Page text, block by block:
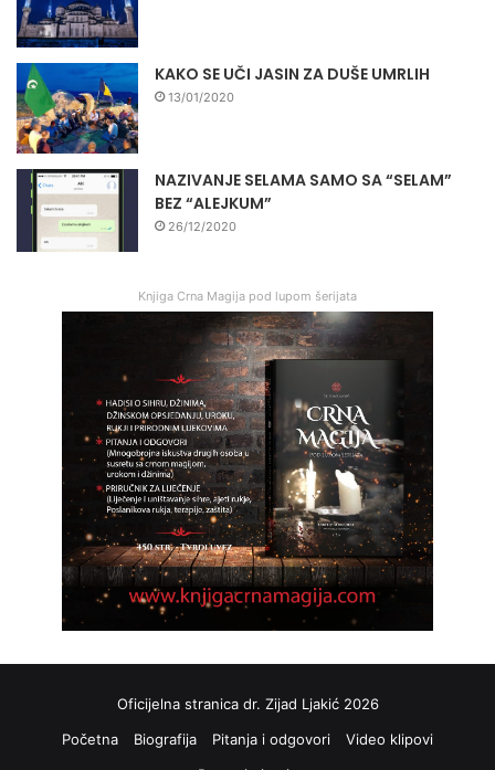
KAKO SE UČI JASIN ZA DUŠE UMRLIH
13/01/2020
NAZIVANJE SELAMA SAMO SA “SELAM”
BEZ “ALEJKUM”
26/12/2020
Knjiga Crna Magija pod lupom šerijata
Oficijelna stranica dr. Zijad Ljakić 2026
Početna
Biografija Pitanja i odgovori
Video klipovi